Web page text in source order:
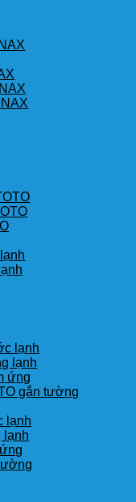
lạnh
lạnh
ứng
gắn tường
lạnh
lạnh